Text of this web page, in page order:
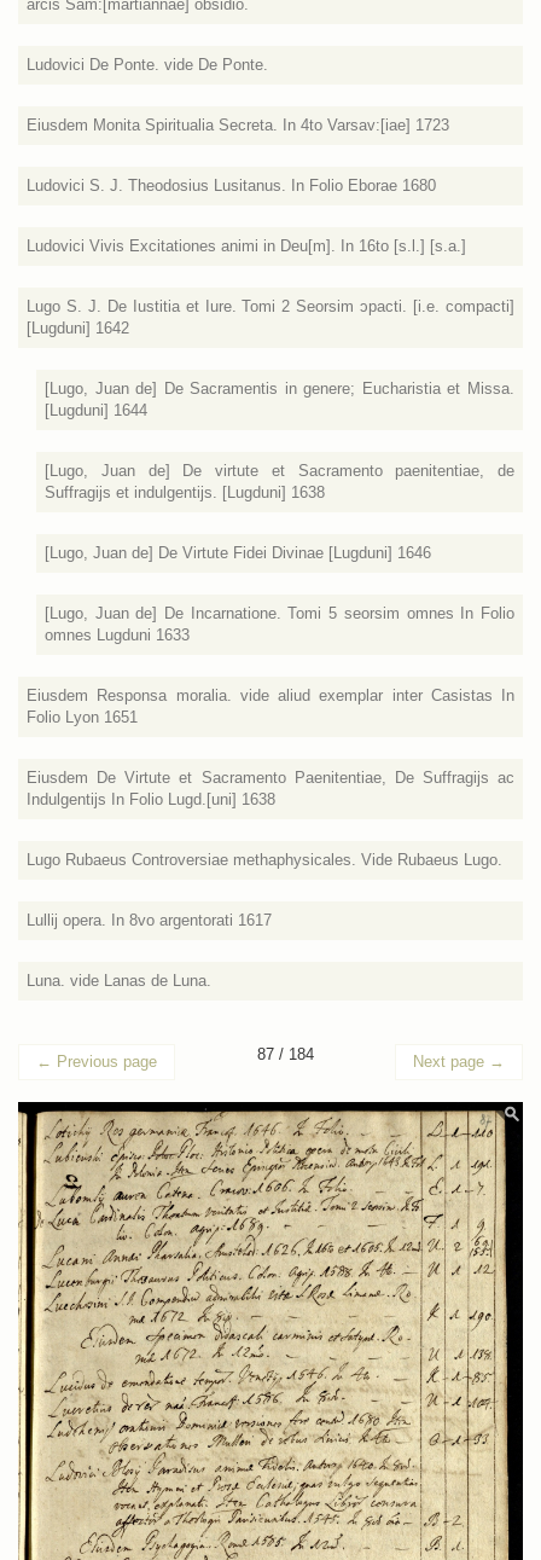
arcis Sam:[martiannae] obsidio.
Ludovici De Ponte. vide De Ponte.
Eiusdem Monita Spiritualia Secreta. In 4to Varsav:[iae] 1723
Ludovici S. J. Theodosius Lusitanus. In Folio Eborae 1680
Ludovici Vivis Excitationes animi in Deu[m]. In 16to [s.l.] [s.a.]
Lugo S. J. De Iustitia et Iure. Tomi 2 Seorsim ɔpacti. [i.e. compacti]
[Lugduni] 1642
[Lugo, Juan de] De Sacramentis in genere; Eucharistia et Missa.
[Lugduni] 1644
[Lugo, Juan de] De virtute et Sacramento paenitentiae, de
Suffragijs et indulgentijs. [Lugduni] 1638
[Lugo, Juan de] De Virtute Fidei Divinae [Lugduni] 1646
[Lugo, Juan de] De Incarnatione. Tomi 5 seorsim omnes In Folio
omnes Lugduni 1633
Eiusdem Responsa moralia. vide aliud exemplar inter Casistas In
Folio Lyon 1651
Eiusdem De Virtute et Sacramento Paenitentiae, De Suffragijs ac
Indulgentijs In Folio Lugd.[uni] 1638
Lugo Rubaeus Controversiae methaphysicales. Vide Rubaeus Lugo.
Lullij opera. In 8vo argentorati 1617
Luna. vide Lanas de Luna.
← Previous page 87 / 184 Next page →